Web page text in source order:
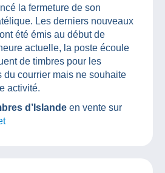
la fermeture de son
Les derniers nouveaux
été émis au début de
actuelle, la poste écoule
de timbres pour les
du courrier mais ne souhaite
activité.
d’Islande en vente sur